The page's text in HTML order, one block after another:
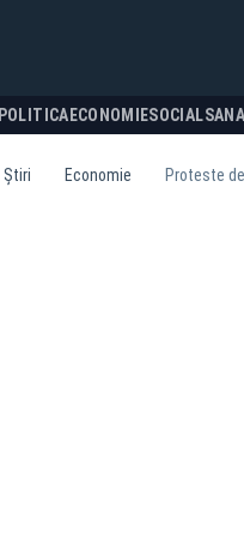
POLITICA ECONOMIESOCIAL
Știri Economie Proteste